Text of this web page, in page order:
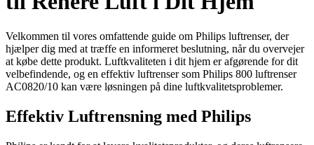
Velkommen til vores omfattende guide om Philips luftrenser, der
hjælper dig med at træffe en informeret beslutning, når du overvejer
at købe dette produkt. Luftkvaliteten i dit hjem er afgørende for dit
velbefindende, og en effektiv luftrenser som Philips 800 luftrenser
AC0820/10 kan være løsningen på dine luftkvalitetsproblemer.
Effektiv Luftrensning med Philips